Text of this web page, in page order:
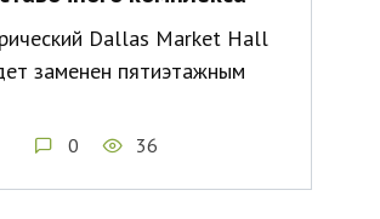
Dallas Market Hall
заменен пятиэтажным
0 36